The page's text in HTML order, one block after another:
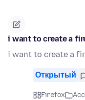
i want to create a
i want to create a
Открытый
Firefox